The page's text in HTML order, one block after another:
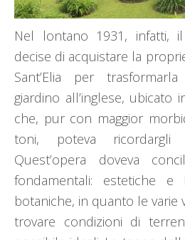
Nel lontano 1931, infatti, il
decise di acquistare la
Sant’Elia per
giardino all’inglese, ubicato
che, pur con maggior
toni, poteva ricordargli
Quest’opera doveva
fondamentali: estetiche e
botaniche, in quanto le varie
trovare condizioni di